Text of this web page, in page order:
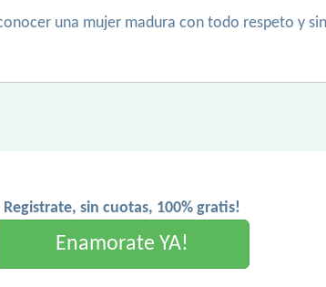
una mujer madura con todo respeto y
Registrate, sin cuotas, 100% gratis!
Enamorate YA!